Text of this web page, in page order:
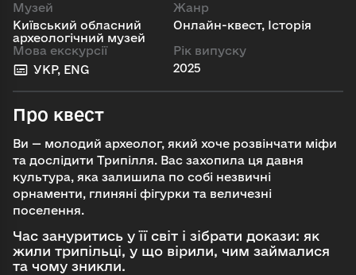
Музей
Київський обласний
археологічний музей
Жанр
Онлайн-квест, Історія
Мова екскурсії
УКР, ENG
Рік випуску
2025
Про квест
Ви — молодий археолог, який хоче розвінчати міфи
та дослідити Трипілля. Вас захопила ця давня
культура, яка залишила по собі незвичні
орнаменти, глиняні фігурки та величезні
поселення.
Час зануритись у її світ і зібрати докази: як
жили трипільці, у що вірили, чим займалися
та чому зникли.